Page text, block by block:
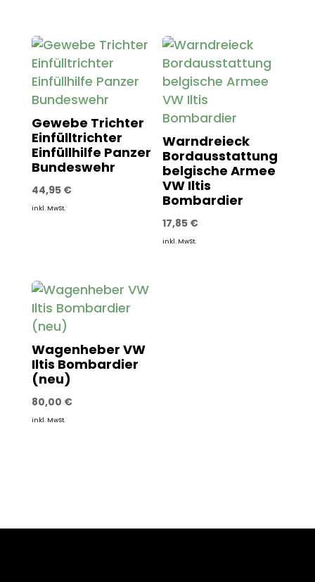
Gewebe Trichter
Einfülltrichter
Einfüllhilfe Panzer
Bundeswehr
44,95 €
inkl. MwSt.
Warndreieck
Bordausstattung
belgische Armee
VW Iltis
Bombardier
17,85 €
inkl. MwSt.
Wagenheber VW
Iltis Bombardier
(neu)
80,00 €
inkl. MwSt.